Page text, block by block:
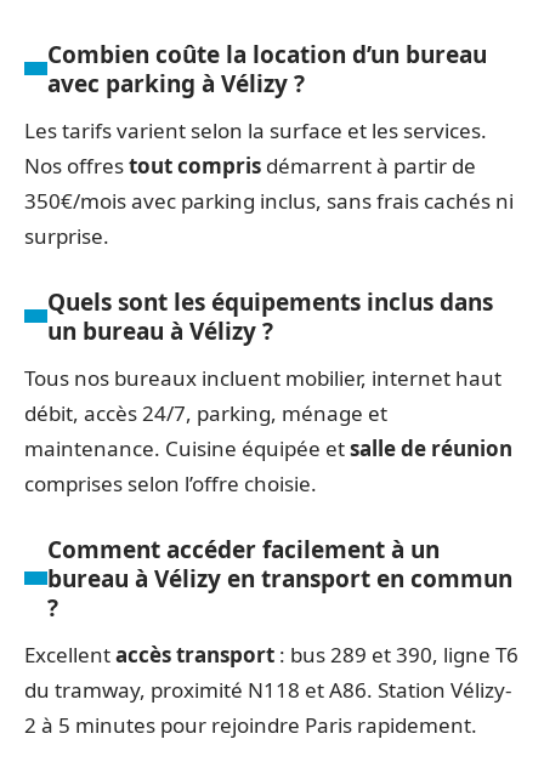
Combien coûte la location d’un bureau
avec parking à Vélizy ?
Les tarifs varient selon la surface et les services.
Nos offrestout compris démarrent à partir de
350€/mois avec parking inclus, sans frais cachés ni
surprise.
Quels sont les équipements inclus dans
un bureau à Vélizy ?
Tous nos bureaux incluent mobilier, internet haut
débit, accès 24/7, parking, ménage et
maintenance. Cuisine équipée etsalle de réunion
comprises selon l’offre choisie.
Comment accéder facilement à un
bureau à Vélizy en transport en commun
?
Excellentaccès transport : bus 289 et 390, ligne T6
du tramway, proximité N118 et A86. Station Vélizy-
2 à 5 minutes pour rejoindre Paris rapidement.